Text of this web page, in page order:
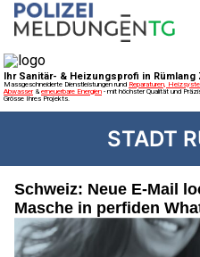
STADT
Schweiz: Neue E-Mail
Masche in perfiden